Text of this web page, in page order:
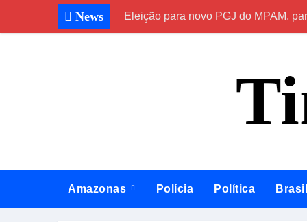
News Eleição para novo PGJ do MPAM,
Amazonas Polícia Política Brasil